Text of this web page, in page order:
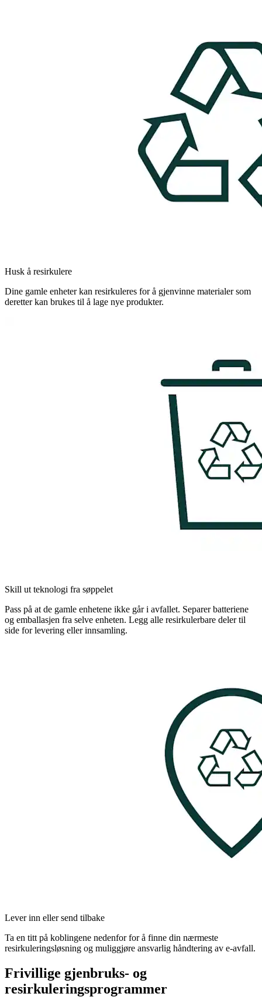
Husk å resirkulere
Dine gamle enheter kan resirkuleres for å gjenvinne materialer som
deretter kan brukes til å lage nye produkter.
Skill ut teknologi fra søppelet
Pass på at de gamle enhetene ikke går i avfallet. Separer batteriene
og emballasjen fra selve enheten. Legg alle resirkulerbare deler til
side for levering eller innsamling.
Lever inn eller send tilbake
Ta en titt på koblingene nedenfor for å finne din nærmeste
resirkuleringsløsning og muliggjøre ansvarlig håndtering av e-avfall.
Frivillige gjenbruks- og
resirkuleringsprogrammer